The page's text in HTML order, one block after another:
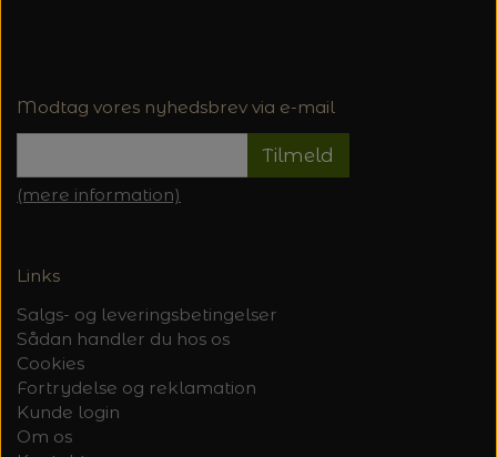
Modtag vores nyhedsbrev via e-mail
Tilmeld
(mere information)
Links
Salgs- og leveringsbetingelser
Sådan handler du hos os
Cookies
Fortrydelse og reklamation
Kunde login
Om os